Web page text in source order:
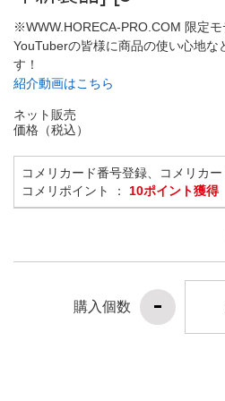
※WWW.HORECA-PRO.COM 限定モ
YouTuberの皆様に商品の使い心地な
す！
紹介動画はこちら
ネット販売
価格（税込）
コメリカード番号登録、コメリカ
コメリポイント ： 10ポイント獲得
購入個数